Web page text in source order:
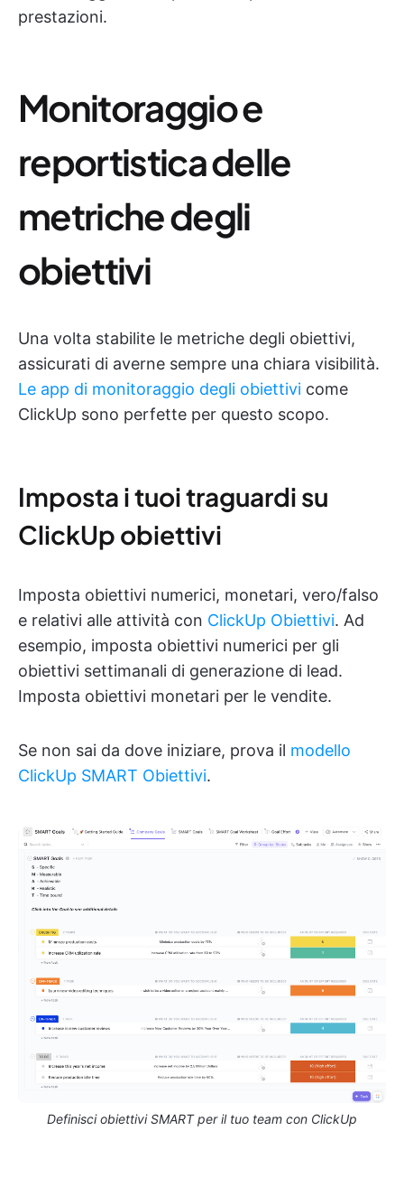
prestazioni.
Monitoraggio e
reportistica delle
metriche degli
obiettivi
Una volta stabilite le metriche degli obiettivi,
assicurati di averne sempre una chiara visibilità.
Le app di monitoraggio degli obiettivi come
ClickUp sono perfette per questo scopo.
Imposta i tuoi traguardi su
ClickUp obiettivi
Imposta obiettivi numerici, monetari, vero/falso
e relativi alle attività con ClickUp Obiettivi. Ad
esempio, imposta obiettivi numerici per gli
obiettivi settimanali di generazione di lead.
Imposta obiettivi monetari per le vendite.
Se non sai da dove iniziare, prova il modello
ClickUp SMART Obiettivi.
Definisci obiettivi SMART per il tuo team con ClickUp